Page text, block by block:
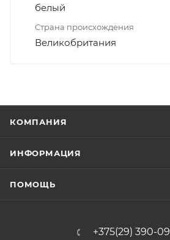
белый
Страна происхождения
Великобритания
КОМПАНИЯ
ИНФОРМАЦИЯ
ПОМОЩЬ
+375(29) 390-